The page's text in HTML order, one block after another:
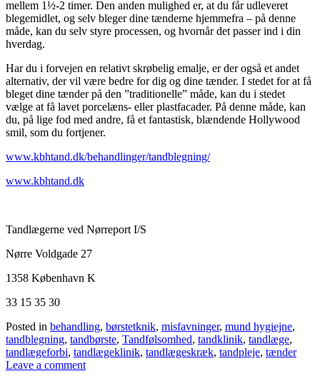
mellem 1½-2 timer. Den anden mulighed er, at du får udleveret
blegemidlet, og selv bleger dine tænderne hjemmefra – på denne
måde, kan du selv styre processen, og hvornår det passer ind i din
hverdag.
Har du i forvejen en relativt skrøbelig emalje, er der også et andet
alternativ, der vil være bedre for dig og dine tænder. I stedet for at få
bleget dine tænder på den ”traditionelle” måde, kan du i stedet
vælge at få lavet porcelæns- eller plastfacader. På denne måde, kan
du, på lige fod med andre, få et fantastisk, blændende Hollywood
smil, som du fortjener.
www.kbhtand.dk/behandlinger/tandblegning/
www.kbhtand.dk
Tandlægerne ved Nørreport I/S
Nørre Voldgade 27
1358 København K
33 15 35 30
Posted in behandling, børstetknik, misfavninger, mund hygiejne,
tandblegning, tandbørste, Tandfølsomhed, tandklinik, tandlæge,
tandlægeforbi, tandlægeklinik, tandlægeskræk, tandpleje, tænder
Leave a comment